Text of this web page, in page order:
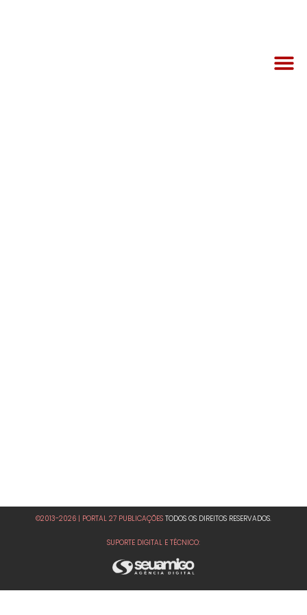
©2013-2026 | PORTAL 27 PUBLICAÇÕES TODOS OS DIREITOS RESERVADOS.
SUPORTE DIGITAL E TÉCNICO: